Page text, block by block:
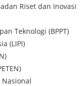
Riset dan Inovasi
Teknologi (BPPT)
(LIPI)
Nasional